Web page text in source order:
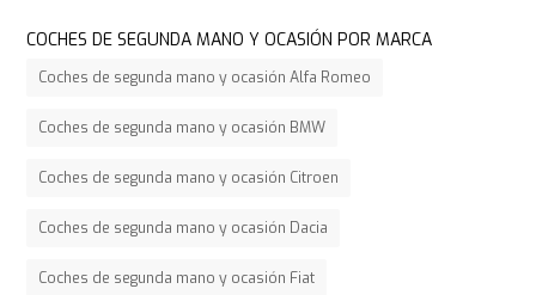
COCHES DE SEGUNDA MANO Y OCASIÓN POR MARCA
Coches de segunda mano y ocasión Alfa Romeo
Coches de segunda mano y ocasión BMW
Coches de segunda mano y ocasión Citroen
Coches de segunda mano y ocasión Dacia
Coches de segunda mano y ocasión Fiat